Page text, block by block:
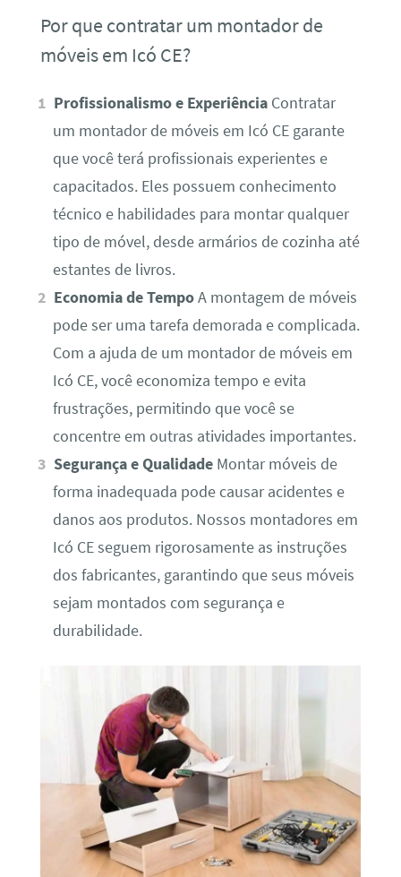
Por que contratar um montador de
móveis em Icó CE?
Profissionalismo e Experiência Contratar
um montador de móveis em Icó CE garante
que você terá profissionais experientes e
capacitados. Eles possuem conhecimento
técnico e habilidades para montar qualquer
tipo de móvel, desde armários de cozinha até
estantes de livros.
Economia de TempoA montagem de móveis
pode ser uma tarefa demorada e complicada.
Com a ajuda de um montador de móveis em
Icó CE, você economiza tempo e evita
frustrações, permitindo que você se
concentre em outras atividades importantes.
Segurança e Qualidade Montar móveis de
forma inadequada pode causar acidentes e
danos aos produtos. Nossos montadores em
Icó CE seguem rigorosamente as instruções
dos fabricantes, garantindo que seus móveis
sejam montados com segurança e
durabilidade.